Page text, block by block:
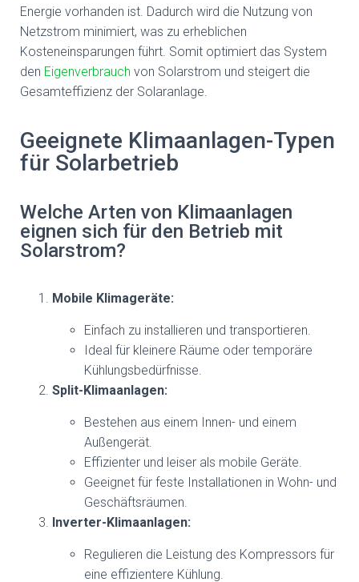
Energie vorhanden ist. Dadurch wird die Nutzung von
Netzstrom minimiert, was zu erheblichen
Kosteneinsparungen führt. Somit optimiert das System
den Eigenverbrauch von Solarstrom und steigert die
Gesamteffizienz der Solaranlage.
Geeignete Klimaanlagen-Typen
für Solarbetrieb
Welche Arten von Klimaanlagen
eignen sich für den Betrieb mit
Solarstrom?
Mobile Klimageräte:
Einfach zu installieren und transportieren.
Ideal für kleinere Räume oder temporäre
Kühlungsbedürfnisse.
Split-Klimaanlagen:
Bestehen aus einem Innen- und einem
Außengerät.
Effizienter und leiser als mobile Geräte.
Geeignet für feste Installationen in Wohn- und
Geschäftsräumen.
Inverter-Klimaanlagen:
Regulieren die Leistung des Kompressors für
eine effizientere Kühlung.